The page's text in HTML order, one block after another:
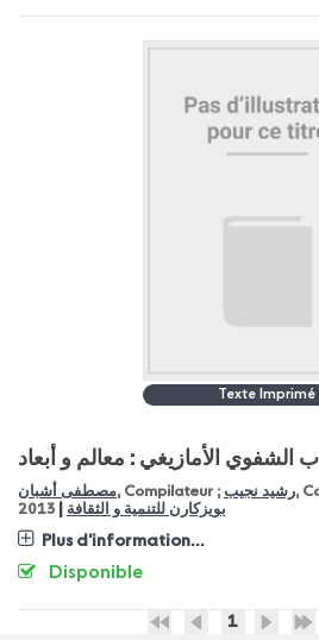
Texte Imprimé
الشفوي الأمازيغي : معالم و أبعاد
مصطفى أشبان, Compilateur ; رشيد نجيب,
بويزكارن للتنمية و الثقافة
2013
Plus d'information...
Disponible
1